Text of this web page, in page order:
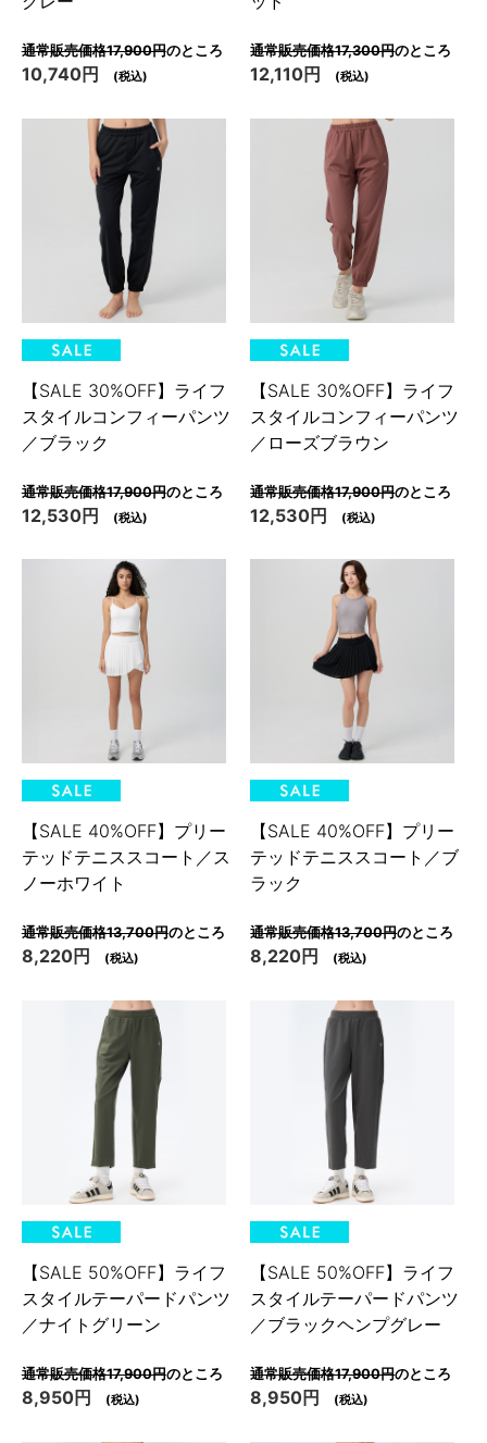
通常販売価格17,900円のところ
10,740円 (税込)
通常販売価格17,300円のところ
12,110円 (税込)
【SALE 30%OFF】ライフ
スタイルコンフィーパンツ
／ブラック
通常販売価格17,900円のところ
12,530円 (税込)
【SALE 30%OFF】ライフ
スタイルコンフィーパンツ
／ローズブラウン
通常販売価格17,900円のところ
12,530円 (税込)
【SALE 40%OFF】プリー
テッドテニススコート／ス
ノーホワイト
通常販売価格13,700円のところ
8,220円 (税込)
【SALE 40%OFF】プリー
テッドテニススコート／ブ
ラック
通常販売価格13,700円のところ
8,220円 (税込)
【SALE 50%OFF】ライフ
スタイルテーパードパンツ
／ナイトグリーン
通常販売価格17,900円のところ
8,950円 (税込)
【SALE 50%OFF】ライフ
スタイルテーパードパンツ
／ブラックヘンプグレー
通常販売価格17,900円のところ
8,950円 (税込)